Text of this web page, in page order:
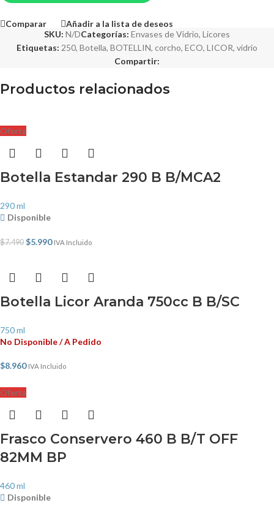
Comparar
Añadir a la lista de deseos
SKU: N/DCategorías: Envases de Vidrio, Licores
Etiquetas: 250, Botella, BOTELLIN, corcho, ECO, LICOR, vidrio
Compartir:
Productos relacionados
Oferta
Botella Estandar 290 B B/MCA2
290 ml
Disponible
$7.490 $5.990 IVA Incluido
Botella Licor Aranda 750cc B B/SC
750 ml
No Disponible / A Pedido
$8.960 IVA Incluido
Oferta
Frasco Conservero 460 B B/T OFF
82MM BP
460 ml
Disponible